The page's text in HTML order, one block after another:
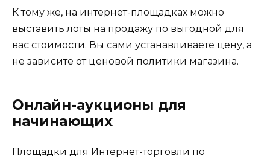
К тому же, на интернет-площадках можно
выставить лоты на продажу по выгодной для
вас стоимости. Вы сами устанавливаете цену, а
не зависите от ценовой политики магазина.
Онлайн-аукционы для
начинающих
Площадки для Интернет-торговли по